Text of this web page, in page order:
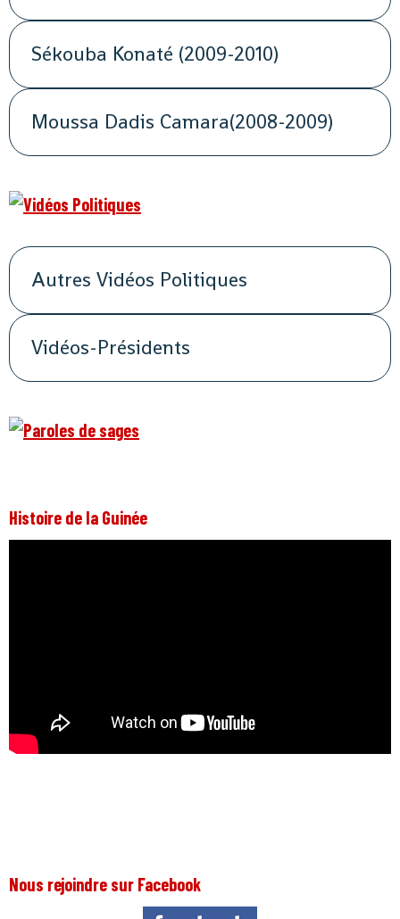
Sékouba Konaté (2009-2010)
Moussa Dadis Camara(2008-2009)
Autres Vidéos Politiques
Vidéos-Présidents
Histoire de la Guinée
Nous rejoindre sur Facebook